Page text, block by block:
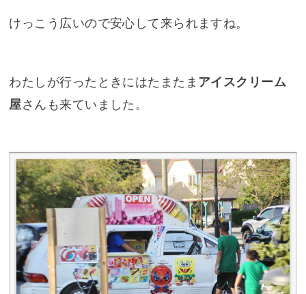
けっこう広いので安心して来られますね。
わたしが行ったときにはたまたま アイスクリーム
屋 さんも来ていました。